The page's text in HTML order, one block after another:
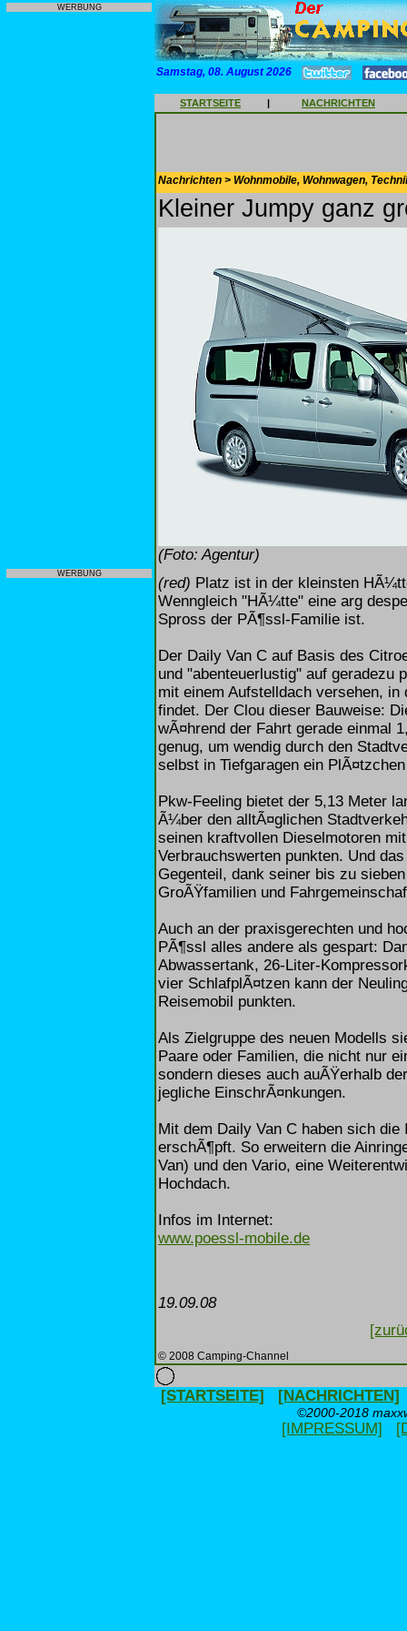
WERBUNG
WERBUNG
Samstag, 08. August 2026
STARTSEITE | NACHRICHTEN
Nachrichten > Wohnmobile, Wohnwagen,
Kleiner Jumpy ganz
(Foto: Agentur)
(red) Platz ist in der kleinsten
Wenngleich "HÃ¼tte" eine arg
Spross der PÃ¶ssl-Familie ist.
Der Daily Van C auf Basis des
und "abenteuerlustig" auf geradezu
mit einem Aufstelldach versehen,
findet. Der Clou dieser Bauweise:
wÃ¤hrend der Fahrt gerade einmal
genug, um wendig durch den
selbst in Tiefgaragen ein
Pkw-Feeling bietet der 5,13 Meter
Ã¼ber den alltÃ¤glichen
seinen kraftvollen Dieselmotoren
Verbrauchswerten punkten. Und
Gegenteil, dank seiner bis zu
GroÃŸfamilien und
Auch an der praxisgerechten und
PÃ¶ssl alles andere als gespart:
Abwassertank, 26-Liter-
vier SchlafplÃ¤tzen kann der
Reisemobil punkten.
Als Zielgruppe des neuen Modells
Paare oder Familien, die nicht nur
sondern dieses auch auÃŸerhalb
jegliche EinschrÃ¤nkungen.
Mit dem Daily Van C haben sich
erschÃ¶pft. So erweitern die
Van) und den Vario, eine
Hochdach.
Infos im Internet:
www.poessl-mobile.de
19.09.08
© 2008 Camping-Channel
[STARTSEITE] [NACHRICHTEN]
©2000-2018
[IMPRESSUM]